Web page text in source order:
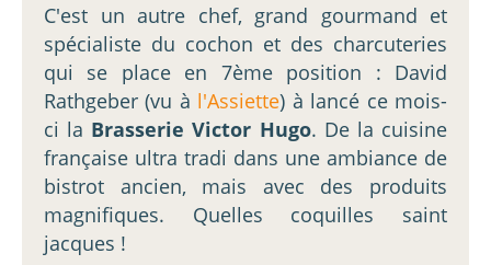
C'est un autre chef, grand gourmand et
spécialiste du cochon et des charcuteries
qui se place en 7ème position : David
Rathgeber (vu à l'Assiette) à lancé ce mois-
ci la Brasserie Victor Hugo. De la cuisine
française ultra tradi dans une ambiance de
bistrot ancien, mais avec des produits
magnifiques. Quelles coquilles saint
jacques !